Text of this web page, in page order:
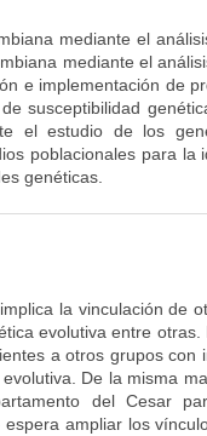
mediante el
mediante el
e implementación de
susceptibilidad
el estudio de los
poblacionales para la
genéticas.
la vinculación de
evolutiva entre
a otros grupos con
De la misma
del Cesar
ampliar los